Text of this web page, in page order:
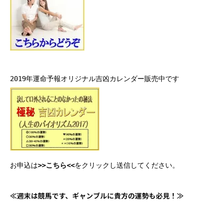
2019年運命予報オリジナル吉凶カレンダー販売中です
お申込は>>こちら<<をクリックし送信してください。
≪週末は競馬です、ギャンブルに貴方の運勢も必見！≫